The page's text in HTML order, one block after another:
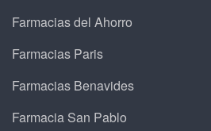
Farmacias del Ahorro
Farmacias Paris
Farmacias Benavides
Farmacia San Pablo